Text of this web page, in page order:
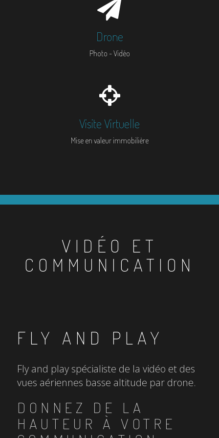
Drone
Photo - Vidéo
Visite Virtuelle
Mise en valeur immobilière
VIDÉO ET
COMMUNICATION
FLY AND PLAY
Fly and play spécialiste de la vidéo et des
vues aériennes basse altitude par drone.
DONNEZ DE LA
HAUTEUR À VOTRE